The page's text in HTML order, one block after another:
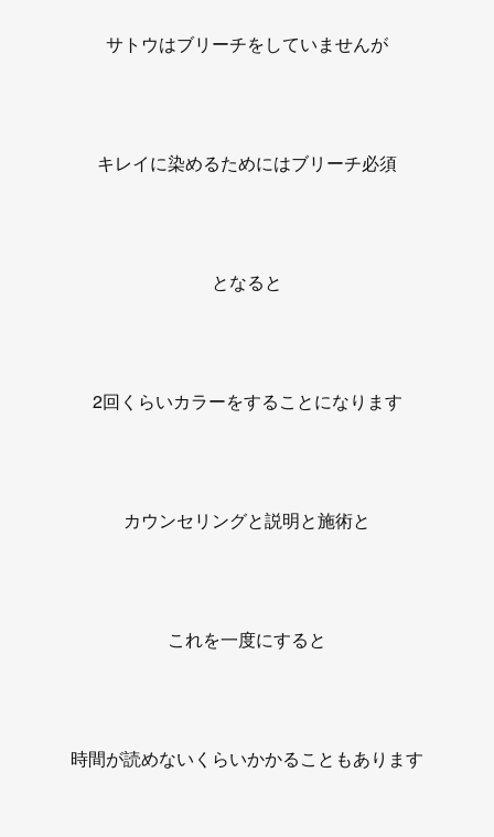
サトウはブリーチをしていませんが
キレイに染めるためにはブリーチ必須
となると
2回くらいカラーをすることになります
カウンセリングと説明と施術と
これを一度にすると
時間が読めないくらいかかることもあります